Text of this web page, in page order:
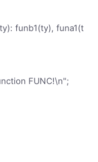
funb1(ty), funa1(t
FUNC!\n";